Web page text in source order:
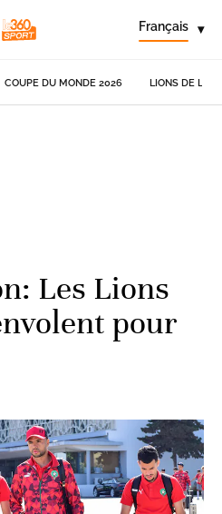
Français ▾
COUPE DU MONDE 2026 LIONS DE
Les Lions
pour